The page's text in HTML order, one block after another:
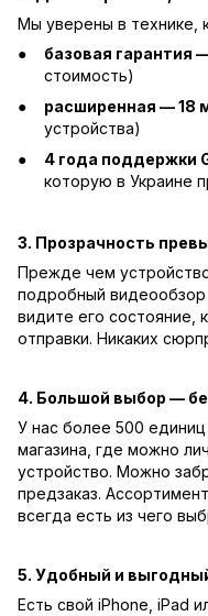
Мы уверены в технике,
базовая гарантия
стоимость)
расширенная — 18
устройства)
4 года поддержки
которую в Украине
3. Прозрачность
Прежде чем
подробный
видите его
отправки. Никаких
4. Большой выбор —
У нас более 500 единиц
магазина, где можно
устройство. Можно
предзаказ.
всегда есть из чего
5. Удобный и
Есть свой iPhone, iPad